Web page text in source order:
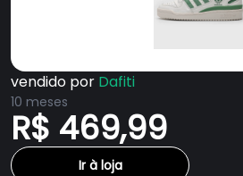
vendido por Dafiti
10 meses
R$ 469,99
Ir à loja